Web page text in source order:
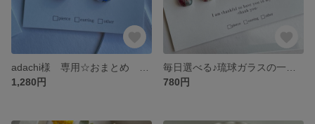
1,280円
780円